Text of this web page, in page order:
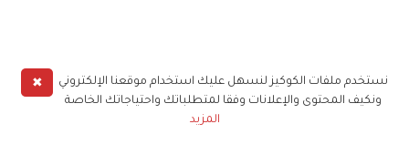
✖
نستخدم ملفات الكوكيز لنسهل عليك استخدام موقعنا الإلكتروني
ونكيف المحتوى والإعلانات وفقا لمتطلباتك واحتياجاتك الخاصة
المزيد